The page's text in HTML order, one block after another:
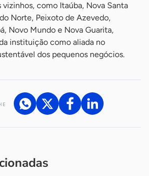
como Itaúba, Nova Santa
Norte, Peixoto de Azevedo,
Novo Mundo e Nova Guarita,
instituição como aliada no
dos pequenos negócios.